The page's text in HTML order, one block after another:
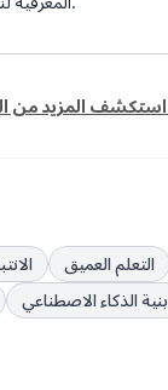
التعلم العميق
بنية الذكاء الاصطناعي